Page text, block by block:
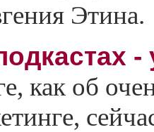
Этина.
как об